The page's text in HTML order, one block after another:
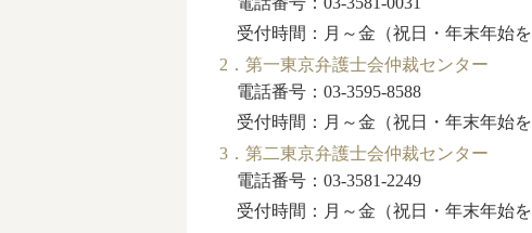
受付時間：月～金（祝日・年末年始
2．第一東京弁護士会仲裁センター
電話番号：03-3595-8588
受付時間：月～金（祝日・年末年始
3．第二東京弁護士会仲裁センター
電話番号：03-3581-2249
受付時間：月～金（祝日・年末年始